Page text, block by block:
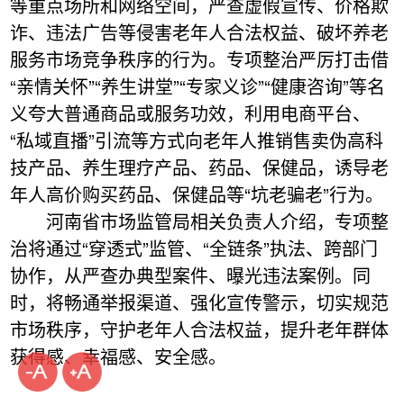
诈、违法广告等侵害老年人合法权益、破坏养老
服务市场竞争秩序的行为。专项整治严厉打击借
“亲情关怀”“养生讲堂”“专家义诊”“健康咨询”等名
义夸大普通商品或服务功效，利用电商平台、
“私域直播”引流等方式向老年人推销售卖伪高科
技产品、养生理疗产品、药品、保健品，诱导老
年人高价购买药品、保健品等“坑老骗老”行为。
河南省市场监管局相关负责人介绍，专项整
治将通过“穿透式”监管、“全链条”执法、跨部门
协作，从严查办典型案件、曝光违法案例。同
时，将畅通举报渠道、强化宣传警示，切实规范
市场秩序，守护老年人合法权益，提升老年群体
获得感、幸福感、安全感。